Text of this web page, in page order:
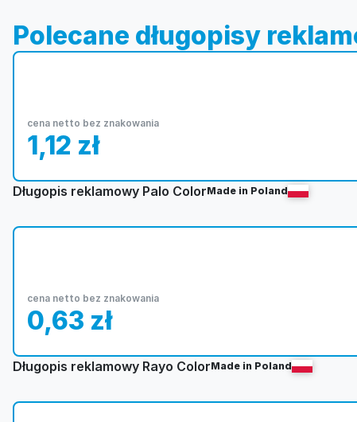
Polecane długopisy
cena netto bez znakowania
1,12 zł
Długopis reklamowy Palo ColorMade in Poland
cena netto bez znakowania
0,63 zł
Długopis reklamowy Rayo ColorMade in Poland